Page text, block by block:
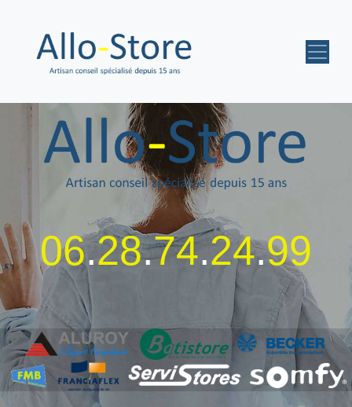
06.28.74.24.99